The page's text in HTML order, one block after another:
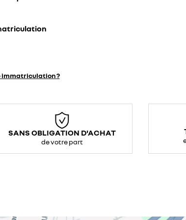
immatriculation ?
SANS OBLIGATION D'ACHAT
de votre part